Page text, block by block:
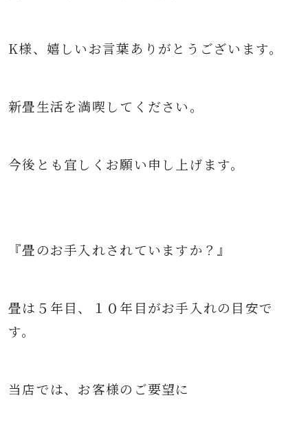
K様、嬉しいお言葉ありがとうございます。
新畳生活を満喫してください。
今後とも宜しくお願い申し上げます。
『畳のお手入れされていますか？』
畳は５年目、１０年目がお手入れの目安で
す。
当店では、お客様のご要望に